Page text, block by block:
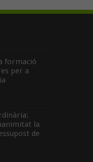
formació
per a
la
de